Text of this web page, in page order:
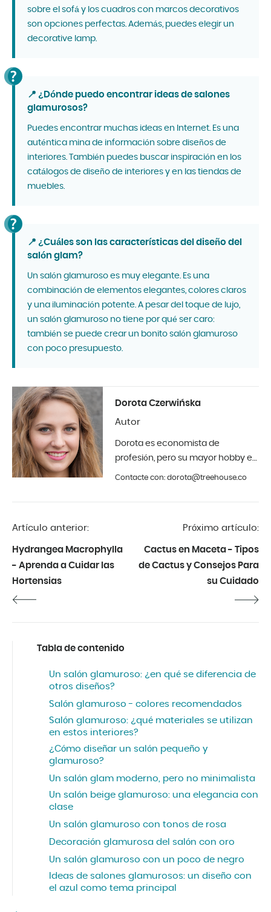
sobre el sofá y los cuadros con marcos decorativos
son opciones perfectas. Además, puedes elegir un
decorative lamp.
📍 ¿Dónde puedo encontrar ideas de salones
glamurosos?
Puedes encontrar muchas ideas en Internet. Es una
auténtica mina de información sobre diseños de
interiores. También puedes buscar inspiración en los
catálogos de diseño de interiores y en las tiendas de
muebles.
📍 ¿Cuáles son las características del diseño del
salón glam?
Un salón glamuroso es muy elegante. Es una
combinación de elementos elegantes, colores claros
y una iluminación potente. A pesar del toque de lujo,
un salón glamuroso no tiene por qué ser caro:
también se puede crear un bonito salón glamuroso
con poco presupuesto.
Dorota Czerwińska
Autor
Dorota es economista de
profesión, pero su mayor hobby es
la fotografía y el diseño de
principios de 2019.
Contacte con: dorota@treehouse.co
Artículo anterior:
Hydrangea Macrophylla
- Aprenda a Cuidar las
Hortensias
Próximo artículo:
Cactus en Maceta - Tipos
de Cactus y Consejos Para
su Cuidado
Tabla de contenido
Un salón glamuroso: ¿en qué se diferencia de
otros diseños?
Salón glamuroso - colores recomendados
Salón glamuroso: ¿qué materiales se utilizan
en estos interiores?
¿Cómo diseñar un salón pequeño y
glamuroso?
Un salón glam moderno, pero no minimalista
Un salón beige glamuroso: una elegancia con
clase
Un salón glamuroso con tonos de rosa
Decoración glamurosa del salón con oro
Un salón glamuroso con un poco de negro
Ideas de salones glamurosos: un diseño con
el azul como tema principal